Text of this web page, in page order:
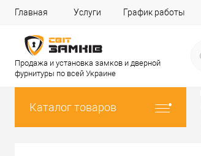
Главная Услуги График работы
Продажа и установка замков и дверной
фурнитуры по всей Украине
Каталог товаров